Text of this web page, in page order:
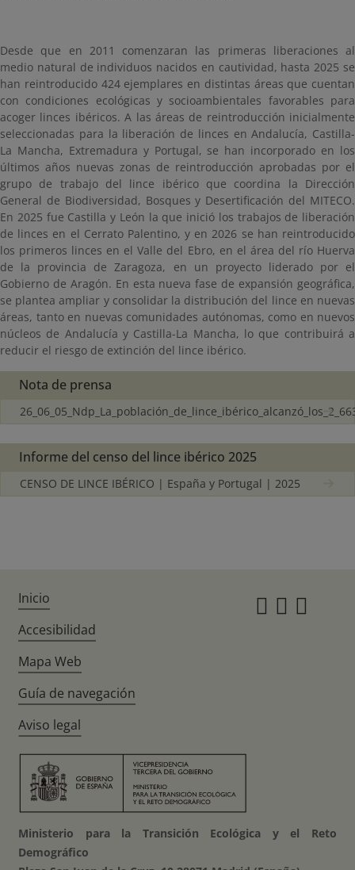
Desde que en 2011 comenzaran las primeras liberaciones al
medio natural de individuos nacidos en cautividad, hasta 2025 se
han reintroducido 424 ejemplares en distintas áreas que cuentan
con condiciones ecológicas y socioambientales favorables para
acoger linces ibéricos. A las áreas de reintroducción inicialmente
seleccionadas para la liberación de linces en Andalucía, Castilla-
La Mancha, Extremadura y Portugal, se han incorporado en los
últimos años nuevas zonas de reintroducción aprobadas por el
grupo de trabajo del lince ibérico que coordina la Dirección
General de Biodiversidad, Bosques y Desertificación del MITECO.
En 2025 fue Castilla y León la que inició los trabajos de liberación
de linces en el Cerrato Palentino, y en 2026 se han reintroducido
los primeros linces en el Valle del Ebro, en el área del río Huerva
de la provincia de Zaragoza, en un proyecto liderado por el
Gobierno de Aragón. En esta nueva fase de expansión geográfica,
se plantea ampliar y consolidar la distribución del lince en nuevas
áreas, tanto en nuevas comunidades autónomas, como en nuevos
núcleos de Andalucía y Castilla-La Mancha, lo que contribuirá a
reducir el riesgo de extinción del lince ibérico.
Nota de prensa
Informe del censo del lince ibérico 2025
CENSO DE LINCE IBÉRICO | España y Portugal | 2025
Inicio
Accesibilidad
Mapa Web
Guía de navegación
Aviso legal
Ministerio para la Transición Ecológica y el Reto
Demográfico